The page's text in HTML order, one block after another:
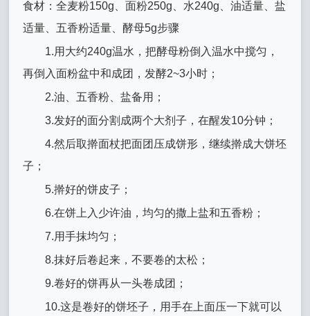
食材：全麦粉150g、面粉250g、水240g、油适量、盐
适量、五香粉适量、酵母5g步骤
1.用大约240g温水，把酵母粉倒入温水中搅匀，
再倒入面粉盆中和成团，发酵2~3小时；
2.油、五香粉、盐备用；
3.发好的面分割成两个大剂子，在醒发10分钟；
4.然后取擀面杖把面团压成饼形，继续擀成大饼坯
子；
5.擀好的饼皮子；
6.在饼上入少许油，均匀的撒上盐和五香粉；
7.用手抹均匀；
8.抹好后卷起来，不要卷的太松；
9.卷好的饼再从一头卷成团；
10.这是卷好的饼坯子，用手在上面压一下就可以